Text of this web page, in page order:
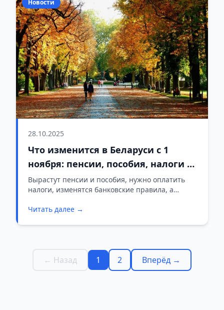
Новости
28.10.2025
Что изменится в Беларуси с 1
ноября: пенсии, пособия, налоги и
новые правила
Вырастут пенсии и пособия, нужно оплатить
налоги, изменятся банковские правила, а
Читать далее →
← Назад 1 2 Вперёд →